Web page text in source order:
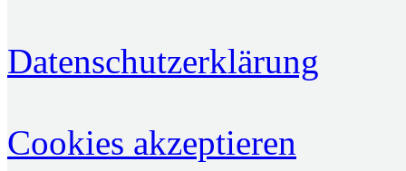
Datenschutzerklärung
Cookies akzeptieren